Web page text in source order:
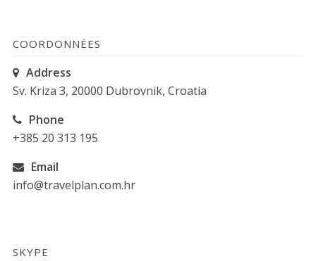
COORDONNÉES
Address
Sv. Kriza 3, 20000 Dubrovnik, Croatia
Phone
+385 20 313 195
Email
info@travelplan.com.hr
SKYPE